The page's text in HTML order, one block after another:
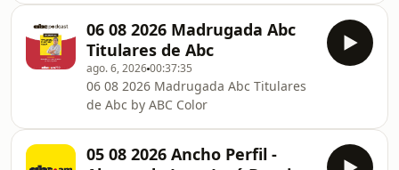
06 08 2026 Madrugada Abc
Titulares de Abc
ago. 6, 202600:37:35
06 08 2026 Madrugada Abc Titulares
de Abc by ABC Color
05 08 2026 Ancho Perfil -